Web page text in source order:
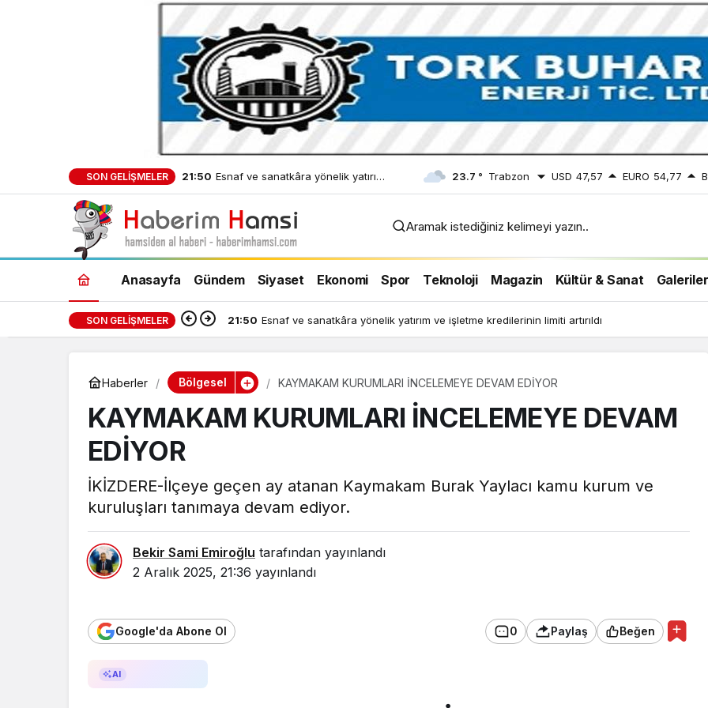
SON GELIŞMELER 21:50 Esnaf ve sanatkâra yönelik yatırım
ve işletme kredilerinin limiti artırıldı
23.7 ° Trabzon USD 47,57 EURO 54,77
Aramak istediğiniz kelimeyi yazın..
Anasayfa Gündem Siyaset Ekonomi Spor Teknoloji Magazin Kültür & Sanat Galeriler
SON GELIŞMELER 21:50 Esnaf ve sanatkâra yönelik yatırım ve işletme kredilerinin limiti artırıldı
Haberler Bölgesel KAYMAKAM KURUMLARI İNCELEMEYE DEVAM EDİYOR
KAYMAKAM KURUMLARI İNCELEMEYE DEVAM
EDİYOR
İKİZDERE-İlçeye geçen ay atanan Kaymakam Burak Yaylacı kamu kurum ve
kuruluşları tanımaya devam ediyor.
Bekir Sami Emiroğlu tarafından yayınlandı
2 Aralık 2025, 21:36 yayınlandı
Google'da Abone Ol 0 Paylaş Beğen
AI